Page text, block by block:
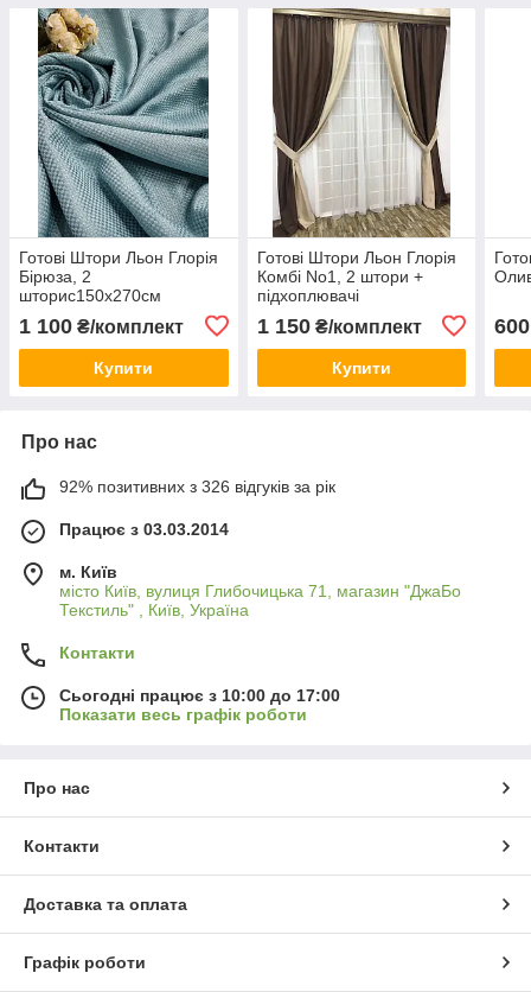
Готові Штори Льон Глорія
Бірюза, 2
шторис150х270см
1 100 ₴/комплект
Купити
Готові Штори Льон Глорія
Комбі No1, 2 штори +
підхоплювачі
1 150₴/комплект
Купити
600
Про нас
92% позитивних з 326 відгуків за рік
Працює з 03.03.2014
м. Київ
місто Київ, вулиця Глибочицька 71, магазин "ДжаБо
Текстиль" , Київ, Україна
Контакти
Сьогодні працює з 10:00 до 17:00
Показати весь графік роботи
Про нас
Контакти
Доставка та оплата
Графік роботи